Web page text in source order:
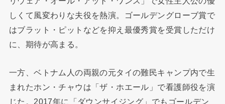
しくて風変わりな夫役を熱演。ゴールデングローブ賞で
はブラット・ピットなどを抑え最優秀賞を受賞しただけ
に、期待が高まる。
一方、ベトナム人の両親の元タイの難民キャンプ内で生
まれたホン・チャウは「ザ・ホエール」で看護師役を演
じた。2017年に「ダウンサイジング」でもゴールデン